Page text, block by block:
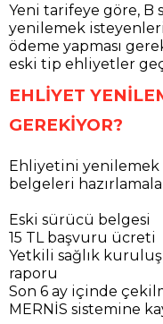
Yeni tarifeye göre, B
yenilemek
ödeme yapması
eski tip ehliyetler
EHLİYET
GEREKİYOR?
Ehliyetini yenilemek
belgeleri
Eski sürücü belgesi
15 TL başvuru ücreti
Yetkili sağlık
raporu
Son 6 ay içinde
MERNİS sistemine